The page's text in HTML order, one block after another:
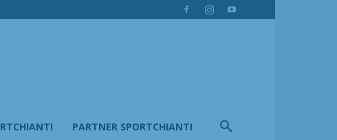
PARTNER SPORTCHIANTI